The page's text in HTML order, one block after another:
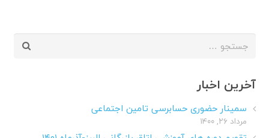
جستجو
آخرین اخبار
سمینار حضوری حسابرسی تامین اجتماعی
مرداد ۲۶, ۱۴۰۰